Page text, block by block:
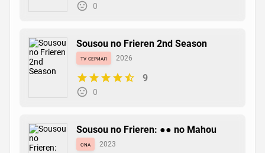
0
Sousou no Frieren 2nd Season
tv сериал 2026
9
0
Sousou no Frieren: ●● no Mahou
ona 2023